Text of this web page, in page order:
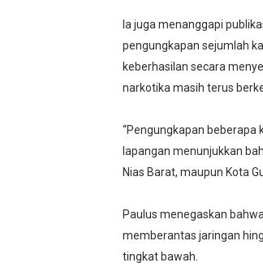
Ia juga menanggapi
pengungkapan sejumlah
keberhasilan secara
narkotika masih terus
“Pengungkapan beberapa
lapangan menunjukkan
Nias Barat, maupun Kota
Paulus menegaskan
memberantas jaringan
tingkat bawah.